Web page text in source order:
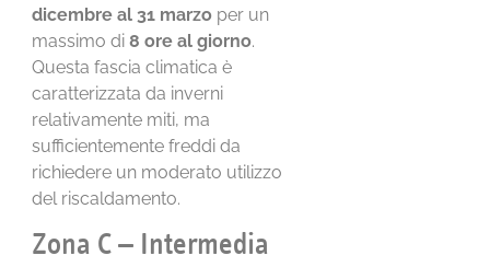
dicembre al 31 marzo per un
massimo di8 ore al giorno.
Questa fascia climatica è
caratterizzata da inverni
relativamente miti, ma
sufficientemente freddi da
richiedere un moderato utilizzo
del riscaldamento.
Zona C – Intermedia